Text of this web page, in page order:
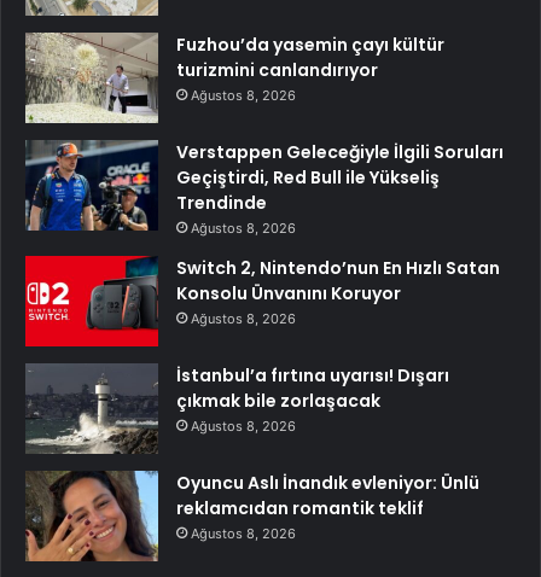
Fuzhou’da yasemin çayı kültür
turizmini canlandırıyor
Ağustos 8, 2026
Verstappen Geleceğiyle İlgili Soruları
Geçiştirdi, Red Bull ile Yükseliş
Trendinde
Ağustos 8, 2026
Switch 2, Nintendo’nun En Hızlı Satan
Konsolu Ünvanını Koruyor
Ağustos 8, 2026
İstanbul’a fırtına uyarısı! Dışarı
çıkmak bile zorlaşacak
Ağustos 8, 2026
Oyuncu Aslı İnandık evleniyor: Ünlü
reklamcıdan romantik teklif
Ağustos 8, 2026